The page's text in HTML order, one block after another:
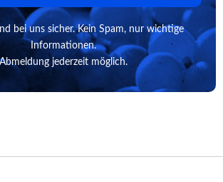
bei uns sicher. Kein Spam, nur wichtige
Informationen.
Abmeldung jederzeit möglich.